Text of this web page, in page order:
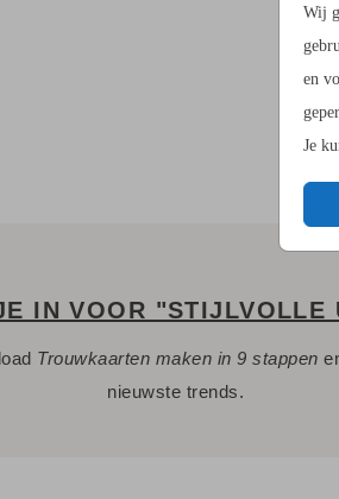
Wij
en
Je
IN VOOR "STIJLVOLLE
Trouwkaarten maken in 9 stappen
nieuwste trends.